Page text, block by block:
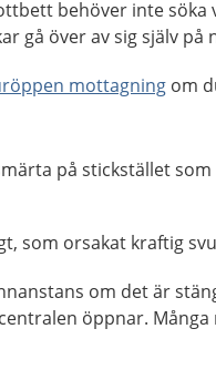
behöver inte söka
gå över av sig själv på
mottagning om
på stickstället
som orsakat kraftig
om det är
öppnar.